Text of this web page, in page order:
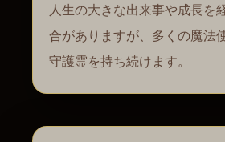
人生の大きな出来事や成長を
合がありますが、多くの魔法
守護霊を持ち続けます。